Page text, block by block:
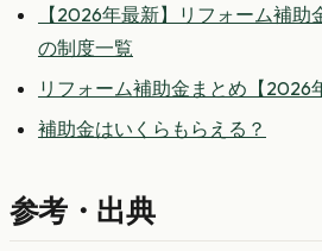
【2026年最新】リフォーム補
の制度一覧
リフォーム補助金まとめ【2026
補助金はいくらもらえる？
参考・出典